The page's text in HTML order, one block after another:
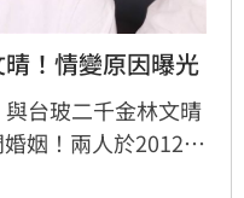
！情變原因曝光
台玻二千金林文晴
姻！兩人於2012年
曾是演藝圈與豪